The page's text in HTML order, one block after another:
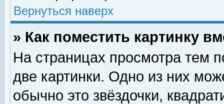
Вернуться наверх
» Как поместить картинку
На страницах просмотра тем
две картинки. Одно из них
обычно это звёздочки,